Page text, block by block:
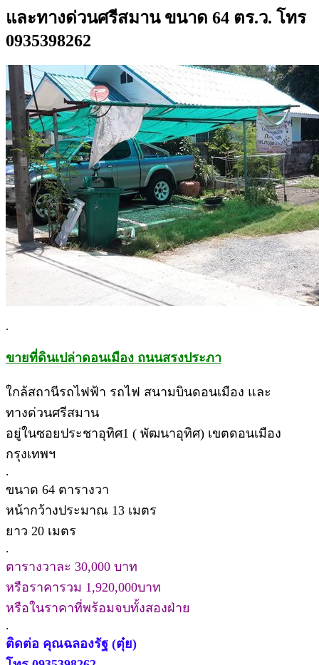
และทางด่วนศรีสมาน ขนาด 64 ตร.ว. โทร
0935398262
.
ขายที่ดินเปล่าดอนเมือง ถนนสรงประภา
ใกล้สถานีรถไฟฟ้า รถไฟ สนามบินดอนเมือง และ
ทางด่วนศรีสมาน
อยู่ในซอยประชาอุทิศ1 ( พัฒนาอุทิศ) เขตดอนเมือง
กรุงเทพฯ
.
ขนาด 64 ตารางวา
หน้ากว้างประมาณ 13 เมตร
ยาว 20 เมตร
.
ตารางวาละ 30,000 บาท
หรือราคารวม 1,920,000บาท
หรือในราคาที่พร้อมจบทั้งสองฝ่าย
.
ติดต่อ คุณฉลองรัฐ (ตุ๋ย)